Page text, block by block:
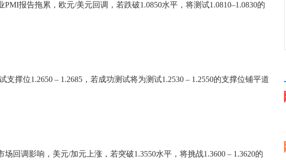
报告拖累，欧元/美元回调，若跌破1.0850水平，将测试1.0810–1.0830的
撑位1.2650 – 1.2685，若成功测试将为测试1.2530 – 1.2550的支撑位铺平道
调影响，美元/加元上涨，若突破1.3550水平，将挑战1.3600 – 1.3620的